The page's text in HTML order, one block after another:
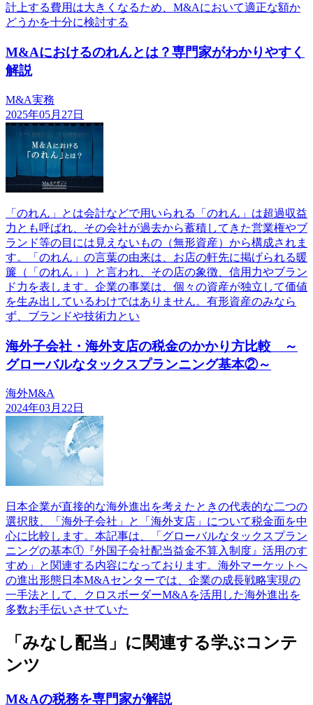
計上する費用は大きくなるため、M&Aにおいて適正な額か
どうかを十分に検討する
M&Aにおけるのれんとは？専門家がわかりやすく
解説
M&A実務
2025年05月27日
「のれん」とは会計などで用いられる「のれん」は超過収益
力とも呼ばれ、その会社が過去から蓄積してきた営業権やブ
ランド等の目には見えないもの（無形資産）から構成されま
す。「のれん」の言葉の由来は、お店の軒先に掲げられる暖
簾（「のれん」）と言われ、その店の象徴、信用力やブラン
ド力を表します。企業の事業は、個々の資産が独立して価値
を生み出しているわけではありません。有形資産のみなら
ず、ブランドや技術力とい
海外子会社・海外支店の税金のかかり方比較 ～
グローバルなタックスプランニング基本②～
海外M&A
2024年03月22日
日本企業が直接的な海外進出を考えたときの代表的な二つの
選択肢、「海外子会社」と「海外支店」について税金面を中
心に比較します。本記事は、「グローバルなタックスプラン
ニングの基本①『外国子会社配当益金不算入制度』活用のす
すめ」と関連する内容になっております。海外マーケットへ
の進出形態日本M&Aセンターでは、企業の成長戦略実現の
一手法として、クロスボーダーM&Aを活用した海外進出を
多数お手伝いさせていた
「みなし配当」に関連する学ぶコンテ
ンツ
M&Aの税務を専門家が解説